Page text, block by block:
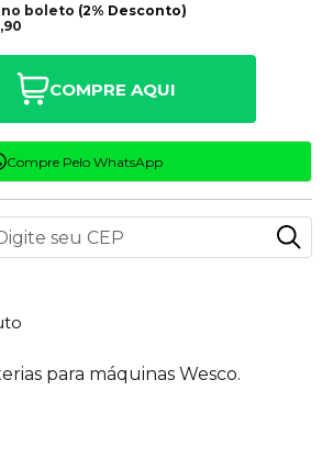
no boleto (2% Desconto)
COMPRE AQUI
Compre Pelo WhatsApp
para máquinas Wesco.